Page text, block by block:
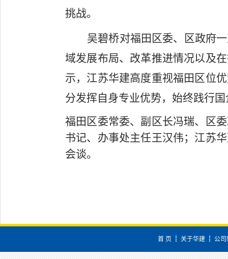
挑战。
吴碧桥对福田区委、区政府
域发展布局、改革推进情况以及
示，江苏华建高度重视福田区位
分发挥自身专业优势，始终践行
福田区委常委、副区长冯瑞、区
书记、办事处主任王汉伟；江苏
会谈。
首 页 ┋ 关于华建 ┋ 公